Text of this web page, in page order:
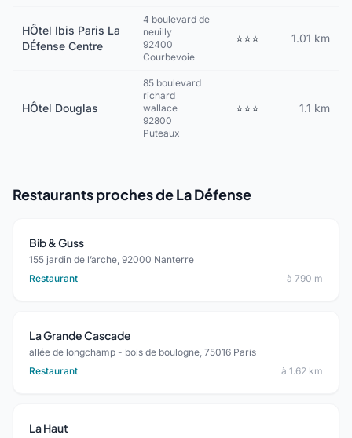
HÔtel Ibis Paris La
DÉfense Centre
4 boulevard de
neuilly
92400
Courbevoie
⭐⭐⭐ 1.01 km
HÔtel Douglas
85 boulevard
richard
wallace
92800
Puteaux
⭐⭐⭐ 1.1 km
Restaurants proches de La Défense
Bib & Guss
155 jardin de l’arche, 92000 Nanterre
Restaurant
à 790 m
La Grande Cascade
allée de longchamp - bois de boulogne, 75016 Paris
Restaurant
à 1.62 km
La Haut